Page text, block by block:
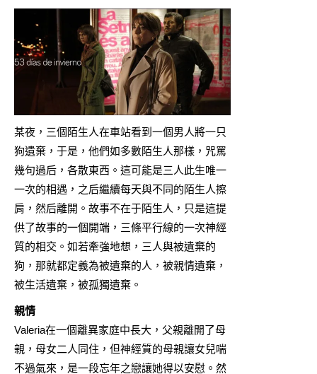
某夜，三個陌生人在車站看到一個男人將一只
狗遺棄，于是，他們如多數陌生人那樣，咒罵
幾句過后，各散東西。這可能是三人此生唯一
一次的相遇，之后繼續每天與不同的陌生人擦
肩，然后離開。故事不在于陌生人，只是這提
供了故事的一個開端，三條平行線的一次神經
質的相交。如若牽強地想，三人與被遺棄的
狗，那就都定義為被遺棄的人，被親情遺棄，
被生活遺棄，被孤獨遺棄。
親情
Valeria在一個離異家庭中長大，父親離開了母
親，母女二人同住，但神經質的母親讓女兒喘
不過氣來，是一段忘年之戀讓她得以安慰。然